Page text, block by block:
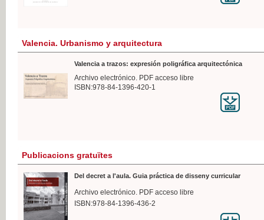
Valencia. Urbanismo y arquitectura
Valencia a trazos: expresión poligráfica arquitectónica
Archivo electrónico. PDF acceso libre
ISBN:978-84-1396-420-1
Publicacions gratuïtes
Del decret a l'aula. Guia práctica de disseny curricular
Archivo electrónico. PDF acceso libre
ISBN:978-84-1396-436-2